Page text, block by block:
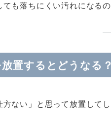
も落ちにくい汚れになるの
置するとどうなる？
方ない」と思って放置して